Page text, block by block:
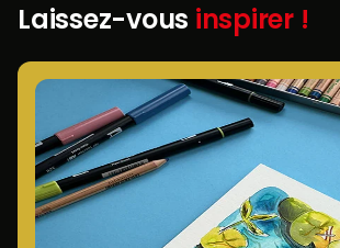
Laissez-vous inspirer !